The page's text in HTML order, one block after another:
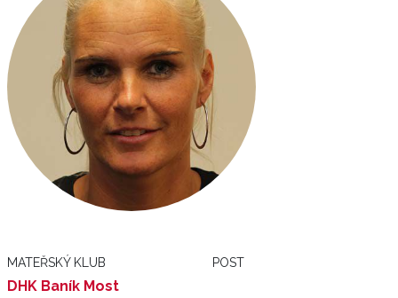
MATEŘSKÝ KLUB
DHK Baník Most
POST